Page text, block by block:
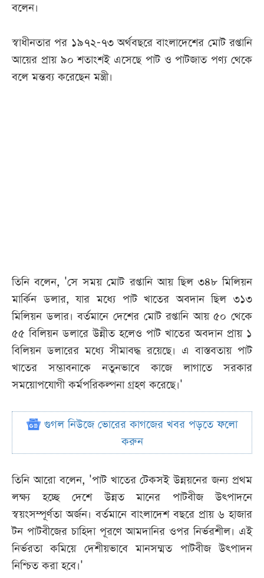
বলেন।
স্বাধীনতার পর ১৯৭২-৭৩ অর্থবছরে বাংলাদেশের মোট রপ্তানি
আয়ের প্রায় ৯০ শতাংশই এসেছে পাট ও পাটজাত পণ্য থেকে
বলে মন্তব্য করেছেন মন্ত্রী।
তিনি বলেন, 'সে সময় মোট রপ্তানি আয় ছিল ৩৪৮ মিলিয়ন
মার্কিন ডলার, যার মধ্যে পাট খাতের অবদান ছিল ৩১৩
মিলিয়ন ডলার। বর্তমানে দেশের মোট রপ্তানি আয় ৫০ থেকে
৫৫ বিলিয়ন ডলারে উন্নীত হলেও পাট খাতের অবদান প্রায় ১
বিলিয়ন ডলারের মধ্যে সীমাবদ্ধ রয়েছে। এ বাস্তবতায় পাট
খাতের সম্ভাবনাকে নতুনভাবে কাজে লাগাতে সরকার
সময়োপযোগী কর্মপরিকল্পনা গ্রহণ করেছে।'
গুগল নিউজে ভোরের কাগজের খবর পড়তে ফলো
করুন
তিনি আরো বলেন, 'পাট খাতের টেকসই উন্নয়নের জন্য প্রথম
লক্ষ্য হচ্ছে দেশে উন্নত মানের পাটবীজ উৎপাদনে
স্বয়ংসম্পূর্ণতা অর্জন। বর্তমানে বাংলাদেশ বছরে প্রায় ৬ হাজার
টন পাটবীজের চাহিদা পূরণে আমদানির ওপর নির্ভরশীল। এই
নির্ভরতা কমিয়ে দেশীয়ভাবে মানসম্মত পাটবীজ উৎপাদন
নিশ্চিত করা হবে।'